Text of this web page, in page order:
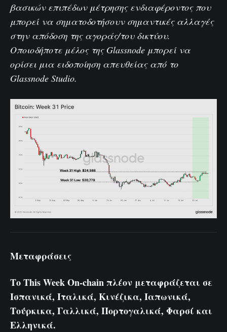
βασικών επιπέδων μέτρησης ενδιαφέροντος που
μπορεί να σηματοδοτήσουν σημαντικές αλλαγές
στην απόδοση της αγοράς/του δικτύου.
Οποιοδήποτε μέλος της Glassnode μπορεί να
ορίσει μια ειδοποίηση απευθείας από το
Glassnode Studio.
Μεταφράσεις
Το This Week On-chain πλέον μεταφράζεται σε
Ισπανικά, Ιταλικά, Κινέζικα, Ιαπωνικά,
Τούρκικα, Γαλλικά, Πορτογαλικά, Φαρσί και
Ελληνικά.